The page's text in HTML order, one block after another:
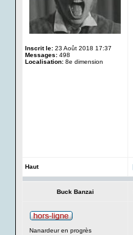
Inscrit le: 23 Août 2018 17:37
Messages: 498
Localisation: 8e dimension
Haut
Buck Banzai
Nanardeur en progrès